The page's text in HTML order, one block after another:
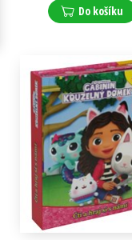
Do košíku